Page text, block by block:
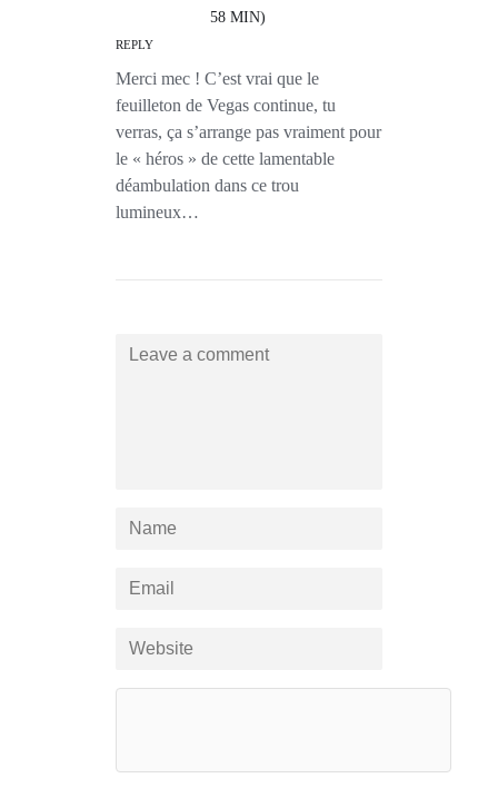
58 MIN)
REPLY
Merci mec ! C’est vrai que le
feuilleton de Vegas continue, tu
verras, ça s’arrange pas vraiment pour
le « héros » de cette lamentable
déambulation dans ce trou
lumineux…